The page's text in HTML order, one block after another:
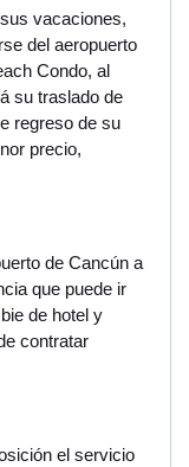
vacaciones,
del aeropuerto
Condo, al
su traslado de
regreso de su
precio,
de Cancún a
que puede ir
de hotel y
contratar
el servicio